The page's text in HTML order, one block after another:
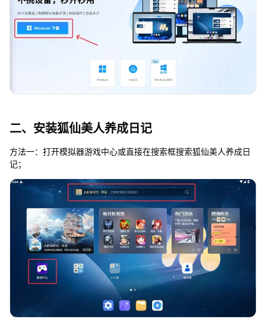
二、安装狐仙美人养成日记
方法一：打开模拟器游戏中心或直接在搜索框搜索狐仙美人养成日
记；